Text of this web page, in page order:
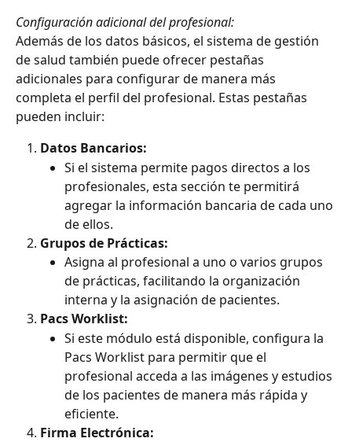
Configuración adicional del profesional:
Además de los datos básicos, el sistema de gestión
de salud también puede ofrecer pestañas
adicionales para configurar de manera más
completa el perfil del profesional. Estas pestañas
pueden incluir:
Datos Bancarios:
Si el sistema permite pagos directos a los
profesionales, esta sección te permitirá
agregar la información bancaria de cada uno
de ellos.
Grupos de Prácticas:
Asigna al profesional a uno o varios grupos
de prácticas, facilitando la organización
interna y la asignación de pacientes.
Pacs Worklist:
Si este módulo está disponible, configura la
Pacs Worklist para permitir que el
profesional acceda a las imágenes y estudios
de los pacientes de manera más rápida y
eficiente.
Firma Electrónica: